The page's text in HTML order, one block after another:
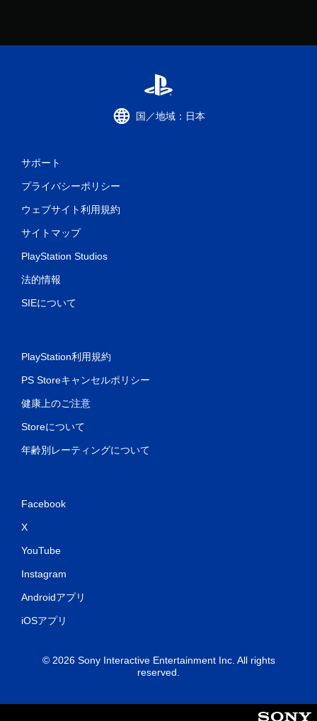
国／地域：日本
サポート
プライバシーポリシー
ウェブサイト利用規約
サイトマップ
PlayStation Studios
法的情報
SIEについて
PlayStation利用規約
PS Storeキャンセルポリシー
健康上のご注意
Storeについて
年齢別レーティングについて
Facebook
X
YouTube
Instagram
Androidアプリ
iOSアプリ
© 2026 Sony Interactive Entertainment Inc. All rights
reserved.